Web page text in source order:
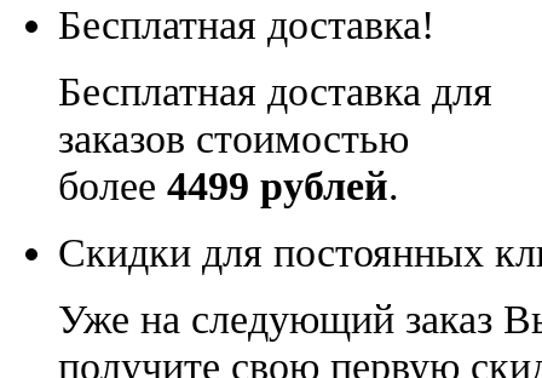
Бесплатная доставка!
Бесплатная доставка для
заказов стоимостью
более 4499 рублей.
Скидки для постоянных
Уже на следующий заказ
получите свою первую